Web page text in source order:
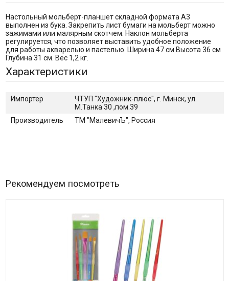
Настольный мольберт-планшет складной формата А3
выполнен из бука. Закрепить лист бумаги на мольберт можно
зажимами или малярным скотчем. Наклон мольберта
регулируется, что позволяет выставить удобное положение
для работы акварелью и пастелью. Ширина 47 см Высота 36 см
Глубина 31 см. Вес 1,2 кг.
Характеристики
Импортер
ЧТУП "Художник-плюс", г. Минск, ул.
М.Танка 30 ,пом.39
Производитель
ТМ "МалевичЪ", Россия
Рекомендуем посмотреть